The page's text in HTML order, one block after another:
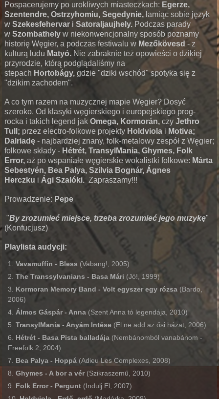
Pospacerujemy po urokliwych miasteczkach: Egerze,
Szentendre, Ostrzyhomiu, Segedynie, łamiąc sobie język
wSzekesfehervar iSatoraljaujhely. Podczas parady
wSzombathely w niekonwencjonalny sposób poznamy
historię Węgier, a podczas festiwalu w Mezőkövesd - z
kulturą ludu Matyó. Nie zabraknie też opowieści o dzikiej
przyrodzie, którą podglądaliśmy na
stepach Hortobágy, gdzie "dziki wschód" spotyka się z
"dzikim zachodem".
A co tym razem na muzycznej mapie Węgier? Dosyć
szeroko. Od klasyki węgierskiego i europejskiego prog-
rocka i takich legend jakOmega, Kormorán, czyJethro
Tull; przez electro-folkowe projekty Holdviola i Motiva;
Dalriadę - najbardziej znany, folk-metalowy zespół z Węgier;
folkowe składy - Hétrét, TransylMania, Ghymes, Folk
Error, aż po wspaniałe węgierskie wokalistki folkowe: Márta
Sebestyén, Bea Palya, Szilvia Bognár, Ágnes
Herczku i Ági Szalóki. Zapraszamy!!!
Prowadzenie: Pepe
"By zrozumieć miejsce, trzeba zrozumieć jego muzykę"
(Konfucjusz)
Playlista audycji:
Vavamuffin - Bless (Vabang!, 2005)
The Transsylvanians - Basa Mári (Jó!, 1999)
Kormoran Memory Band - Volt egyszer egy rózsa (Bardo,
2006)
Álmos Gáspár - Anna (Szent Anna tó legendája, 2010)
TransylMania - Anyám Intése (El ne add az ősi házat, 2006)
Hétrét - Basa Pista balladája (Nembánomból vanabánom -
Freefolk 2, 2004)
Bea Palya - Hoppá (Adieu Les Complexes, 2008)
Ghymes - A bor a vér (Szikraszemű, 2010)
Folk Error - Pergunt (Indulj El, 2007)